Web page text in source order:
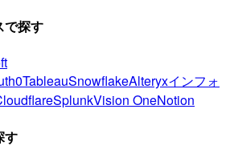
で探す
TableauSnowflakeAlteryxインフォ
SplunkVision OneNotion
す